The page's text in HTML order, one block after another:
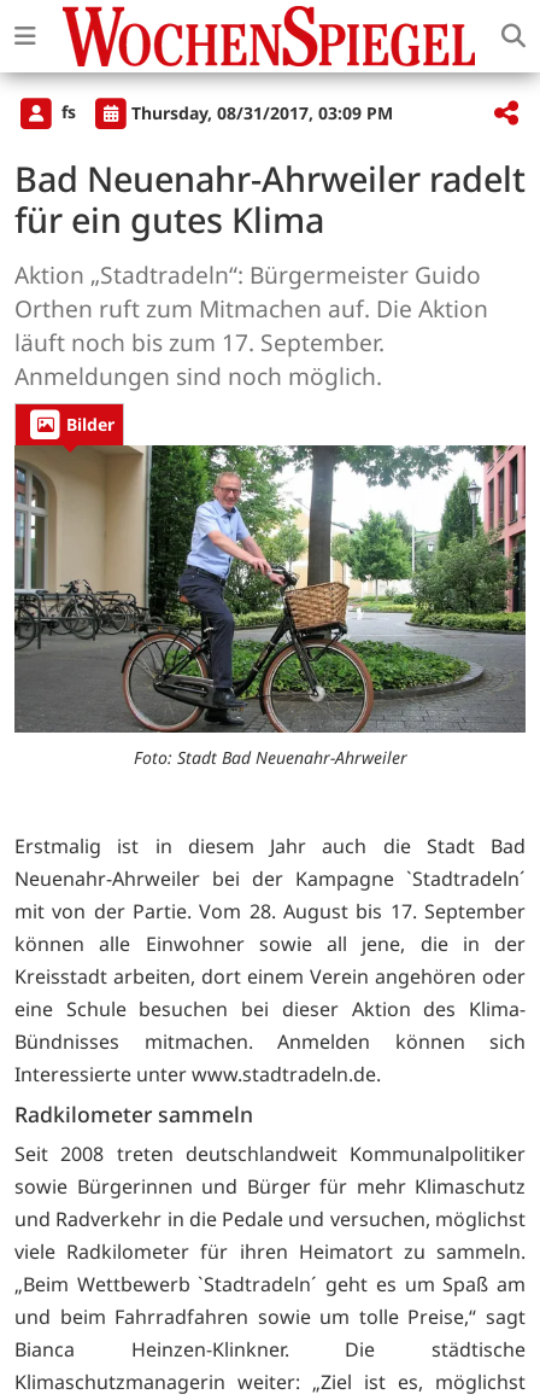
fs Thursday, 08/31/2017, 03:09 PM
Bad Neuenahr-Ahrweiler radelt
für ein gutes Klima
Aktion „Stadtradeln“: Bürgermeister Guido
Orthen ruft zum Mitmachen auf. Die Aktion
läuft noch bis zum 17. September.
Anmeldungen sind noch möglich.
Bilder
Foto: Stadt Bad Neuenahr-Ahrweiler
Erstmalig ist in diesem Jahr auch die Stadt Bad
Neuenahr-Ahrweiler bei der Kampagne `Stadtradeln´
mit von der Partie. Vom 28. August bis 17. September
können alle Einwohner sowie all jene, die in der
Kreisstadt arbeiten, dort einem Verein angehören oder
eine Schule besuchen bei dieser Aktion des Klima-
Bündnisses mitmachen. Anmelden können sich
Interessierte unterwww.stadtradeln.de.
Radkilometer sammeln
Seit 2008 treten deutschlandweit Kommunalpolitiker
sowie Bürgerinnen und Bürger für mehr Klimaschutz
und Radverkehr in die Pedale und versuchen, möglichst
viele Radkilometer für ihren Heimatort zu sammeln.
„Beim Wettbewerb `Stadtradeln´ geht es um Spaß am
und beim Fahrradfahren sowie um tolle Preise,“ sagt
Bianca Heinzen-Klinkner. Die städtische
Klimaschutzmanagerin weiter: „Ziel ist es, möglichst